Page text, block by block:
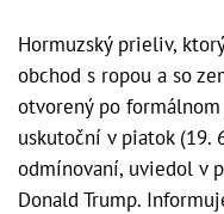
Hormuzský prieliv,
obchod s ropou a so
otvorený po
uskutoční v piatok (19.
odmínovaní, uviedol v
Donald Trump.